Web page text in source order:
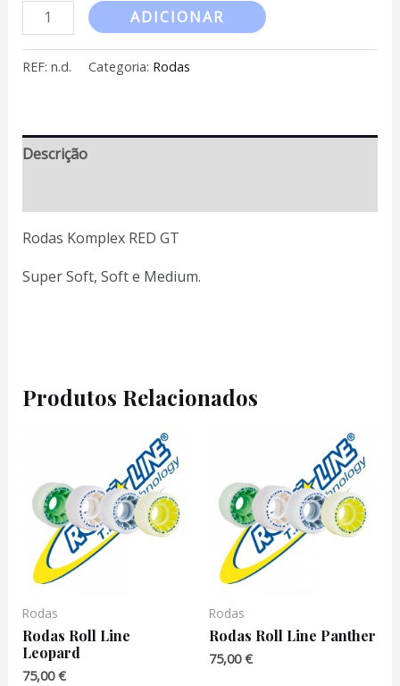
Quantidade
de
Rodas
GT
ADICIONAR
REF: n.d. Categoria: Rodas
Descrição
Rodas Komplex RED GT
Super Soft, Soft e Medium.
Produtos Relacionados
Rodas
Rodas Roll Line
Leopard
75,00€
Rodas
Rodas Roll Line Panther
75,00€